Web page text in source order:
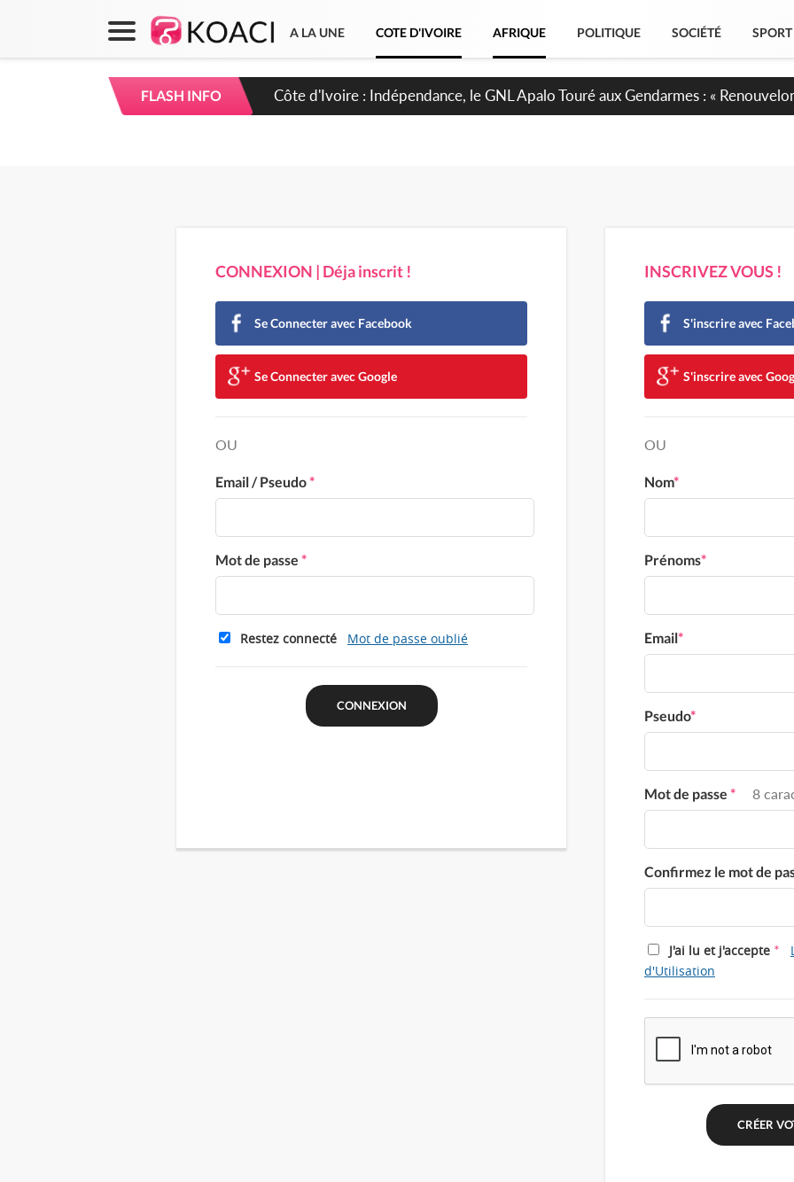
A LA UNE COTE D'IVOIRE AFRIQUE POLITIQUE SOCIÉTÉ SPORT
FLASH INFO
Sierra Leone : Un projet de réforme constitutionnelle en gestation, points clés
CONNEXION | Déja inscrit !
Se Connecter avec Facebook
Se Connecter avec Google
OU
Email / Pseudo*
Mot de passe *
Restez connecté Mot de passe oublié
INSCRIVEZ VOUS !
S'inscrire avec
S'inscrire avec
OU
Nom*
Prénoms*
Email*
Pseudo*
Mot de passe * 8
Confirmez le mot de
J'ai lu et j'accepte *
d'Utilisation